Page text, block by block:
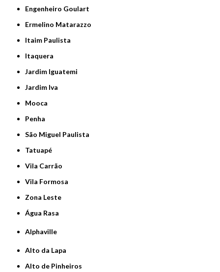
Engenheiro Goulart
Ermelino Matarazzo
Itaim Paulista
Itaquera
Jardim Iguatemi
Jardim Iva
Mooca
Penha
São Miguel Paulista
Tatuapé
Vila Carrão
Vila Formosa
Zona Leste
Água Rasa
Alphaville
Alto da Lapa
Alto de Pinheiros